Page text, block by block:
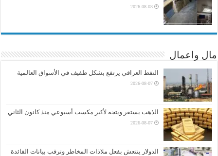
2026-08-03
مال واعمال
النفط العراقي يرتفع بشكل طفيف في الأسواق العالمية
2026-08-07
الذهب يستقر ويتجه لأكبر مكسب أسبوعي منذ كانون الثاني
2026-08-07
الدولار ينتعش بفعل ملاذات المخاطر وترقب بيانات الفائدة